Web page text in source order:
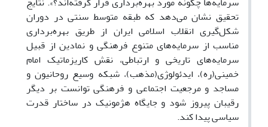
تحقیق نشان می‌دهد که طبقه متوسط سنتی در دوران
شکل‌گیری انقلاب اسلامی ایران از طریق بهره‌برداری
مناسب از سرمایه‌های متنوع فرهنگی و نمادین از قبیل
سرمایه‌های تاریخی و ارتباطی، نقش کاریزماتیک امام
خمینی(ره)، ایدئولوژی(مذهب)، شبکه وسیع روحانیون و
مساجد و مرجعیت اجتماعی و فرهنگی توانست بر دیگر
رقیبان پیروز شود و جایگاه هژمونیک در ساختار قدرت
سیاسی پیدا کند.